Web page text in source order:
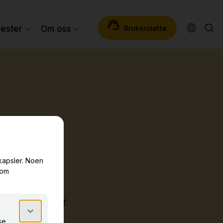
Om oss Brukerstøtte
der
til hver